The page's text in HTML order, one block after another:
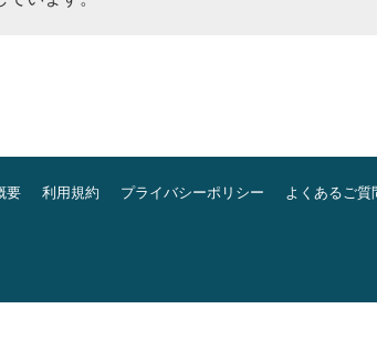
要 利用規約 プライバシーポリシー よくあるご質